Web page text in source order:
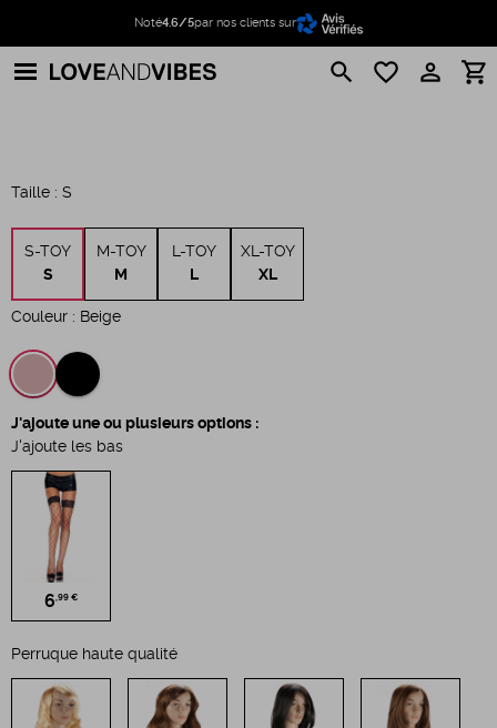
Noté4.6/5par nos clients sur
search favorite_border perm_identity shopping_cart
Taille : S
S-TOY
S
M-TOY
M
L-TOY
L
XL-TOY
XL
Couleur : Beige
J'ajoute une ou plusieurs options :
J'ajoute les bas
6,99 €
Perruque haute qualité